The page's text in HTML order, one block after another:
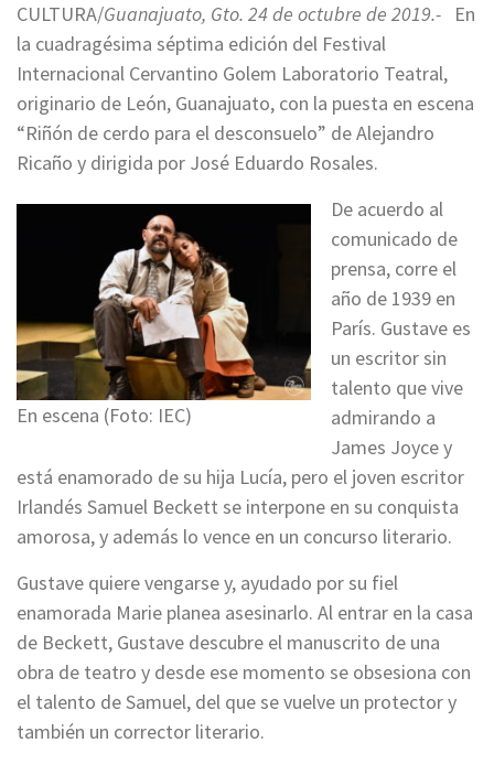
CULTURA/Guanajuato, Gto. 24 de octubre de 2019.- En
la cuadragésima séptima edición del Festival
Internacional Cervantino Golem Laboratorio Teatral,
originario de León, Guanajuato, con la puesta en escena
“Riñón de cerdo para el desconsuelo” de Alejandro
Ricaño y dirigida por José Eduardo Rosales.
En escena (Foto: IEC)
De acuerdo al
comunicado de
prensa, corre el
año de 1939 en
París. Gustave es
un escritor sin
talento que vive
admirando a
James Joyce y
está enamorado de su hija Lucía, pero el joven escritor
Irlandés Samuel Beckett se interpone en su conquista
amorosa, y además lo vence en un concurso literario.
Gustave quiere vengarse y, ayudado por su fiel
enamorada Marie planea asesinarlo. Al entrar en la casa
de Beckett, Gustave descubre el manuscrito de una
obra de teatro y desde ese momento se obsesiona con
el talento de Samuel, del que se vuelve un protector y
también un corrector literario.